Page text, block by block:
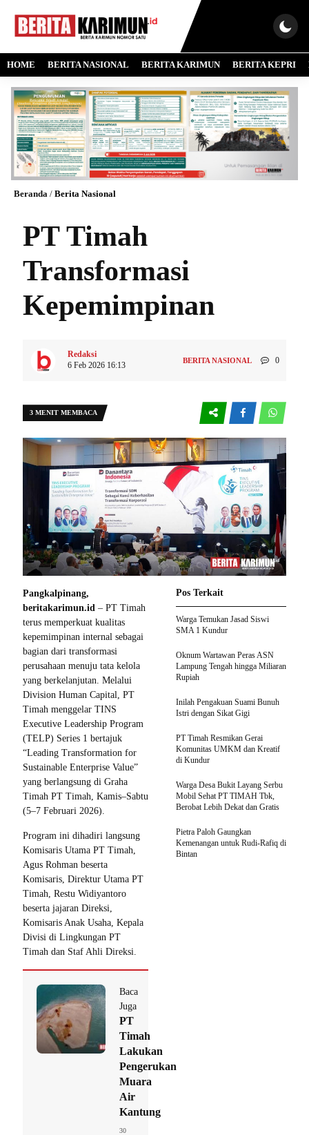
HOME BERITA NASIONAL BERITA KARIMUN BERITA KEPRI
Beranda / Berita Nasional
PT Timah
Transformasi
Kepemimpinan
Redaksi
6 Feb 2026 16:13
BERITA NASIONAL 0
3 MENIT MEMBACA
Pangkalpinang,
beritakarimun.id – PT Timah
terus memperkuat kualitas
kepemimpinan internal sebagai
bagian dari transformasi
perusahaan menuju tata kelola
yang berkelanjutan. Melalui
Division Human Capital, PT
Timah menggelar TINS
Executive Leadership Program
(TELP) Series 1 bertajuk
“Leading Transformation for
Sustainable Enterprise Value”
yang berlangsung di Graha
Timah PT Timah, Kamis–Sabtu
(5–7 Februari 2026).
Program ini dihadiri langsung
Komisaris Utama PT Timah,
Agus Rohman beserta
Komisaris, Direktur Utama PT
Timah, Restu Widiyantoro
beserta jajaran Direksi,
Komisaris Anak Usaha, Kepala
Divisi di Lingkungan PT
Timah dan Staf Ahli Direksi.
Baca
Juga
PT
Timah
Lakukan
Pengerukan
Muara
Air
Kantung
30
Pos Terkait
Warga Temukan Jasad Siswi
SMA 1 Kundur
Oknum Wartawan Peras ASN
Lampung Tengah hingga Miliaran
Rupiah
Inilah Pengakuan Suami Bunuh
Istri dengan Sikat Gigi
PT Timah Resmikan Gerai
Komunitas UMKM dan Kreatif
di Kundur
Warga Desa Bukit Layang Serbu
Mobil Sehat PT TIMAH Tbk,
Berobat Lebih Dekat dan Gratis
Pietra Paloh Gaungkan
Kemenangan untuk Rudi-Rafiq di
Bintan